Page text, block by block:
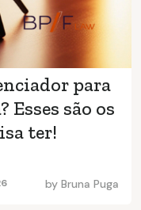
para
Esses são os
ter!
by Bruna Puga